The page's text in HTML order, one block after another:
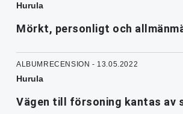
Hurula
Mörkt, personligt och
ALBUMRECENSION - 13.05.2022
Hurula
Vägen till försoning kantas av